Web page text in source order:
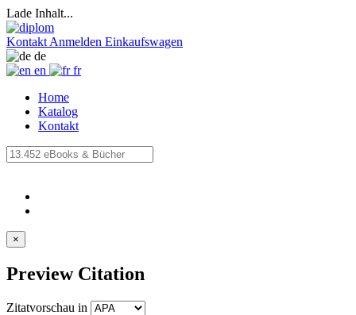
Lade Inhalt...
Kontakt Anmelden Einkaufswagen
de
en
fr
Home
Katalog
Kontakt
×
Preview Citation
Zitatvorschau in